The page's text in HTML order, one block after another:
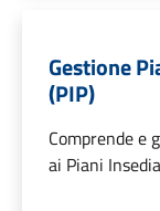
Gestione
(PIP)
Comprende
ai Piani